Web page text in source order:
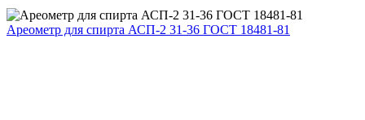
Ареометр для спирта АСП-2 31-36 ГОСТ 18481-81